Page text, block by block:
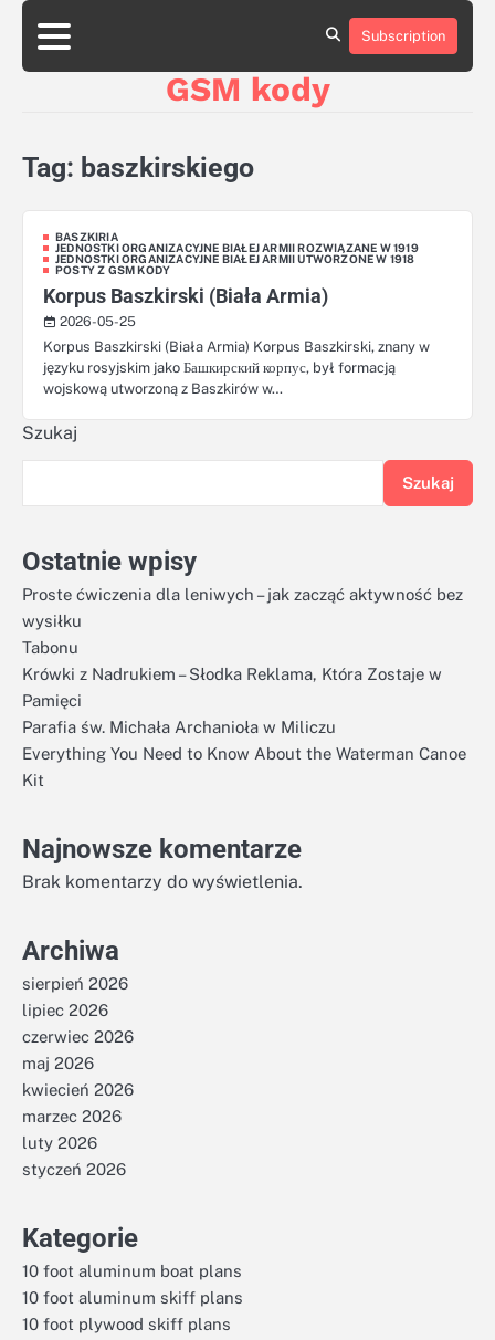
Skip
content
aluminumboatplans.com
dobra-
plywoodboatplans.com
ujednoznaczniające
aluminumboatplans.com
dobra-
ujednoznaczniające
Kontakt
Kontakt
Subscription
GSM kody
Tag: baszkirskiego
BASZKIRIA
JEDNOSTKI ORGANIZACYJNE BIAŁEJ ARMII ROZWIĄZANE W 1919
JEDNOSTKI ORGANIZACYJNE BIAŁEJ ARMII UTWORZONE W 1918
POSTY Z GSM KODY
Korpus Baszkirski (Biała Armia)
2026-05-25
Korpus Baszkirski (Biała Armia) Korpus Baszkirski, znany w
języku rosyjskim jako Башкирский корпус, był formacją
wojskową utworzoną z Baszkirów w…
Szukaj
Szukaj
Ostatnie wpisy
Proste ćwiczenia dla leniwych – jak zacząć aktywność bez
wysiłku
Tabonu
Krówki z Nadrukiem – Słodka Reklama, Która Zostaje w
Pamięci
Parafia św. Michała Archanioła w Miliczu
Everything You Need to Know About the Waterman Canoe
Kit
Najnowsze komentarze
Brak komentarzy do wyświetlenia.
Archiwa
sierpień 2026
lipiec 2026
czerwiec 2026
maj 2026
kwiecień 2026
marzec 2026
luty 2026
styczeń 2026
Kategorie
10 foot aluminum boat plans
10 foot aluminum skiff plans
10 foot plywood skiff plans